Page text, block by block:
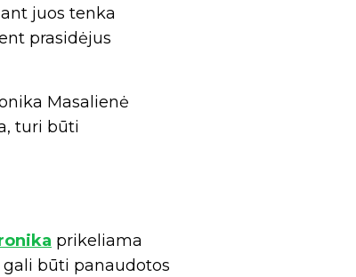
juos tenka
prasidėjus
Masalienė
turi būti
prikeliama
būti panaudotos